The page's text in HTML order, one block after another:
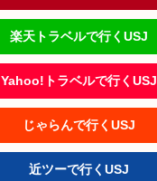
楽天トラベルで行くUSJ
Yahoo!トラベルで行くUSJ
じゃらんで行くUSJ
近ツーで行くUSJ